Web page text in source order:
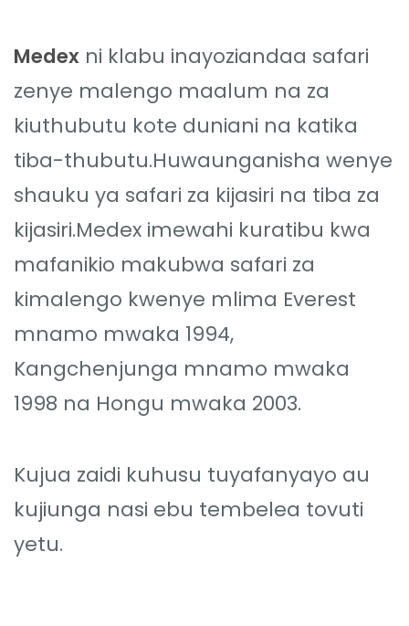
Medex ni klabu inayoziandaa safari
zenye malengo maalum na za
kiuthubutu kote duniani na katika
tiba-thubutu.Huwaunganisha wenye
shauku ya safari za kijasiri na tiba za
kijasiri.Medex imewahi kuratibu kwa
mafanikio makubwa safari za
kimalengo kwenye mlima Everest
mnamo mwaka 1994,
Kangchenjunga mnamo mwaka
1998 na Hongu mwaka 2003.
Kujua zaidi kuhusu tuyafanyayo au
kujiunga nasi ebu tembelea tovuti
yetu.